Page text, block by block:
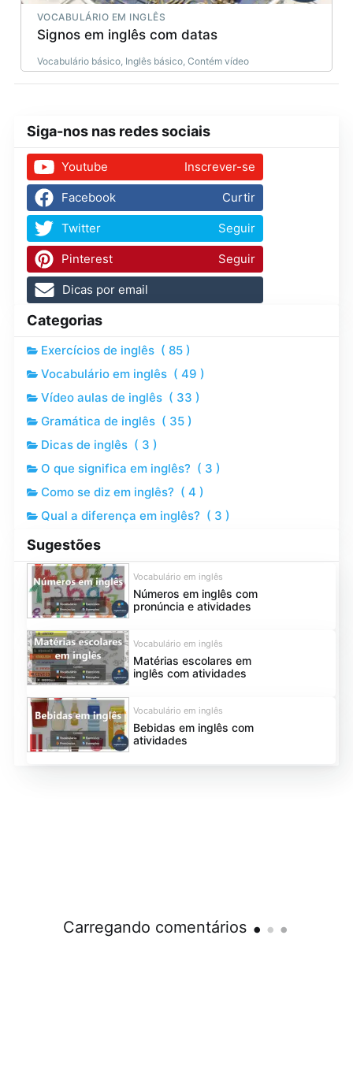
VOCABULÁRIO EM INGLÊS
Signos em inglês com datas
Vocabulário básico, Inglês básico, Contém vídeo
Siga-nos nas redes sociais
Youtube Inscrever-se
Facebook Curtir
Twitter Seguir
Pinterest Seguir
Dicas por email
Categorias
Exercícios de inglês( 85)
Vocabulário em inglês( 49 )
Vídeo aulas de inglês( 33 )
Gramática de inglês( 35)
Dicas de inglês( 3 )
O que significa em inglês? ( 3 )
Como se diz em inglês? ( 4 )
Qual a diferença em inglês? ( 3 )
Sugestões
Vocabulário em inglês
Números em inglês com
pronúncia e atividades
Vocabulário em inglês
Matérias escolares em
inglês com atividades
Vocabulário em inglês
Bebidas em inglês com
atividades
Carregando comentários ...